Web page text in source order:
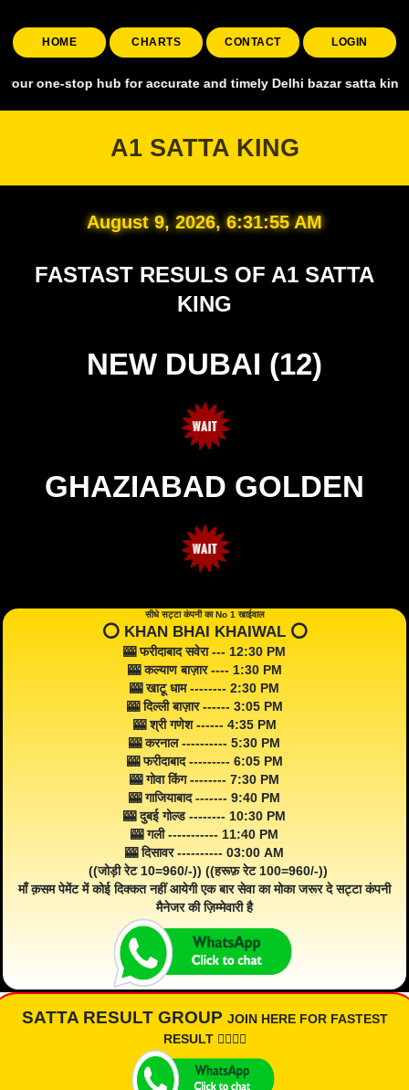
HOME CHARTS CONTACT LOGIN
hub for accurate and timely Delhi bazar satta king,
A1 SATTA KING
August 9, 2026, 6:31:56 AM
FASTAST RESULS OF A1 SATTA
KING
NEW DUBAI (12)
GHAZIABAD GOLDEN
सीधे सट्टा कंपनी का No 1 खाईवाल
⭕️ KHAN BHAI KHAIWAL ⭕️
🎰 फरीदाबाद सवेरा --- 12:30 PM
🎰 कल्याण बाज़ार ---- 1:30 PM
🎰 खाटू धाम -------- 2:30 PM
🎰 दिल्ली बाज़ार ------ 3:05 PM
🎰 श्री गणेश ------ 4:35 PM
🎰 करनाल ---------- 5:30 PM
🎰 फरीदाबाद --------- 6:05 PM
🎰 गोवा किंग -------- 7:30 PM
🎰 गाजियाबाद ------- 9:40 PM
🎰 दुबई गोल्ड -------- 10:30 PM
🎰 गली ----------- 11:40 PM
🎰 दिसावर ---------- 03:00 AM
((जोड़ी रेट 10=960/-)) ((हरूफ़ रेट 100=960/-))
माँ क़सम पेमेंट में कोई दिक्कत नहीं आयेगी एक बार सेवा का मोका जरूर दे सट्टा कंपनी
मैनेजर की ज़िम्मेवारी है
SATTA RESULT GROUP JOIN HERE FOR FASTEST
RESULT 👇🏾👇🏾